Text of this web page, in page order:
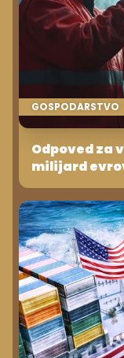
GOSPODARSTVO
Odpoved za
milijard
razsulu,